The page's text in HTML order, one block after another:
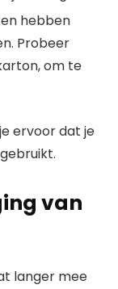
hebben
Probeer
om te
ervoor dat je
van
langer mee